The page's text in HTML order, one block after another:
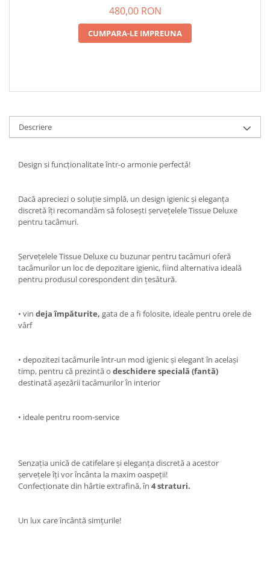
480,00 RON
CUMPARA-LE IMPREUNA
Descriere
Design si funcționalitate într-o armonie perfectă!
Dacă apreciezi o soluție simplă, un design igienic și eleganța
discretă îți recomandăm să folosești șervețelele Tissue Deluxe
pentru tacâmuri.
Șervețelele Tissue Deluxe cu buzunar pentru tacâmuri oferă
tacâmurilor un loc de depozitare igienic, fiind alternativa ideală
pentru produsul corespondent din țesătură.
• vin deja împăturite, gata de a fi folosite, ideale pentru orele de
vârf
• depozitezi tacâmurile într-un mod igienic și elegant în același
timp, pentru că prezintă o deschidere specială (fantă)
destinată așezării tacâmurilor în interior
• ideale pentru room-service
Senzația unică de catifelare și eleganța discretă a acestor
șervețele îți vor încânta la maxim oaspeții!
Confecționate din hârtie extrafină, în 4 straturi.
Un lux care încântă simțurile!